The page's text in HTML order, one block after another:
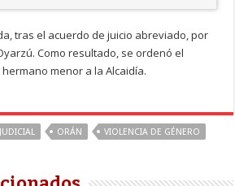
tras el acuerdo de juicio abreviado, por
Como resultado, se ordenó el
menor a la Alcaidía.
ORÁN VIOLENCIA DE GÉNERO